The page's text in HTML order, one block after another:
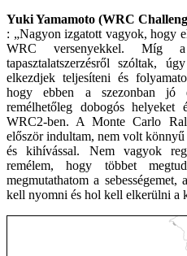
Yuki Yamamoto (WRC
: „Nagyon izgatott vagyok, hogy
WRC versenyekkel. Míg
tapasztalatszerzésről szóltak,
elkezdjek teljesíteni és
hogy ebben a szezonban jó
remélhetőleg dobogós
WRC2-ben. A Monte Carlo
először indultam, nem volt
és kihívással. Nem vagyok
remélem, hogy többet
megmutathatom a
kell nyomni és hol kell elkerülni a